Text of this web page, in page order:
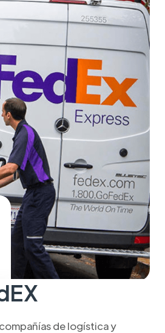
de logística y